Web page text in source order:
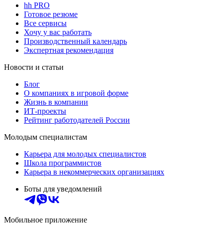
hh PRO
Готовое резюме
Все сервисы
Хочу у вас работать
Производственный календарь
Экспертная рекомендация
Новости и статьи
Блог
О компаниях в игровой форме
Жизнь в компании
ИТ-проекты
Рейтинг работодателей России
Молодым специалистам
Карьера для молодых специалистов
Школа программистов
Карьера в некоммерческих организациях
Боты для уведомлений
Мобильное приложение